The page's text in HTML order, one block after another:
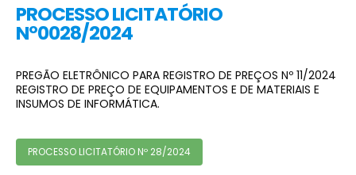
PROCESSO LICITATÓRIO
Nº0028/2024
PREGÃO ELETRÔNICO PARA REGISTRO DE PREÇOS Nº 11/2024
REGISTRO DE PREÇO DE EQUIPAMENTOS E DE MATERIAIS E
INSUMOS DE INFORMÁTICA.
PROCESSO LICITATÓRIO Nº 28/2024